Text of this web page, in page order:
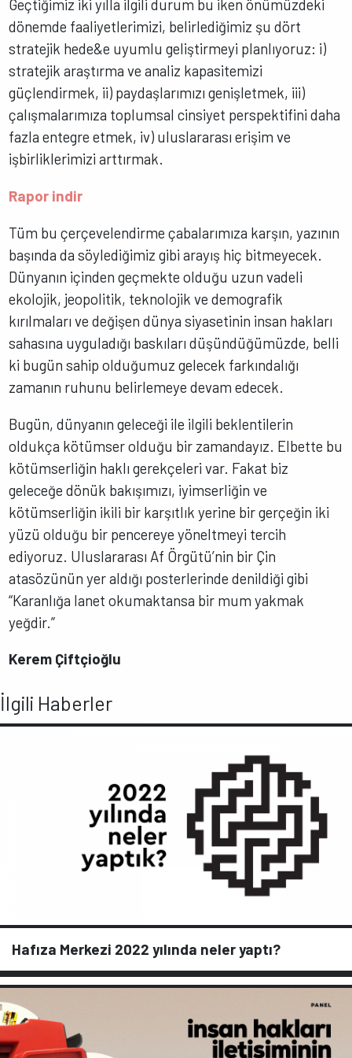
Geçtiğimiz iki yılla ilgili durum bu iken önümüzdeki
dönemde faaliyetlerimizi, belirlediğimiz şu dört
stratejik hede&e uyumlu geliştirmeyi planlıyoruz: i)
stratejik araştırma ve analiz kapasitemizi
güçlendirmek, ii) paydaşlarımızı genişletmek, iii)
çalışmalarımıza toplumsal cinsiyet perspektifini daha
fazla entegre etmek, iv) uluslararası erişim ve
işbirliklerimizi arttırmak.
Rapor indir
Tüm bu çerçevelendirme çabalarımıza karşın, yazının
başında da söylediğimiz gibi arayış hiç bitmeyecek.
Dünyanın içinden geçmekte olduğu uzun vadeli
ekolojik, jeopolitik, teknolojik ve demografik
kırılmaları ve değişen dünya siyasetinin insan hakları
sahasına uyguladığı baskıları düşündüğümüzde, belli
ki bugün sahip olduğumuz gelecek farkındalığı
zamanın ruhunu belirlemeye devam edecek.
Bugün, dünyanın geleceği ile ilgili beklentilerin
oldukça kötümser olduğu bir zamandayız. Elbette bu
kötümserliğin haklı gerekçeleri var. Fakat biz
geleceğe dönük bakışımızı, iyimserliğin ve
kötümserliğin ikili bir karşıtlık yerine bir gerçeğin iki
yüzü olduğu bir pencereye yöneltmeyi tercih
ediyoruz. Uluslararası Af Örgütü’nin bir Çin
atasözünün yer aldığı posterlerinde denildiği gibi
“Karanlığa lanet okumaktansa bir mum yakmak
yeğdir.”
Kerem Çiftçioğlu
İlgili Haberler
Hafıza Merkezi 2022 yılında neler yaptı?